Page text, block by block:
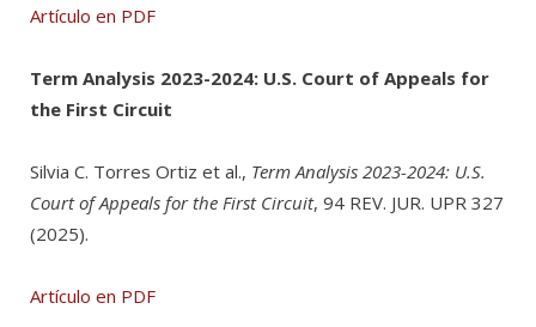
Artículo en PDF
Term Analysis 2023-2024: U.S. Court of Appeals for
the First Circuit
Silvia C. Torres Ortiz et al., Term Analysis 2023-2024: U.S.
Court of Appeals for the First Circuit, 94 REV. JUR. UPR 327
(2025).
Artículo en PDF